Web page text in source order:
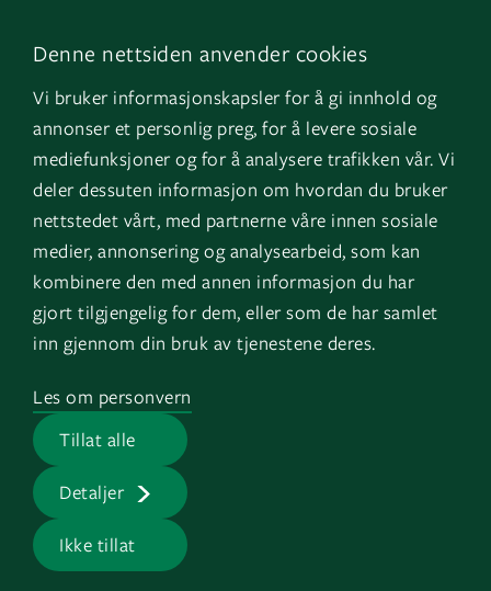
Denne nettsiden anvender cookies
Vi bruker informasjonskapsler for å gi innhold og
annonser et personlig preg, for å levere sosiale
mediefunksjoner og for å analysere trafikken vår. Vi
deler dessuten informasjon om hvordan du bruker
nettstedet vårt, med partnerne våre innen sosiale
medier, annonsering og analysearbeid, som kan
kombinere den med annen informasjon du har
gjort tilgjengelig for dem, eller som de har samlet
inn gjennom din bruk av tjenestene deres.
Tillat alle
Detaljer
Ikke tillat
Les om personvern
LinkedIn
Instagram
YouTube
Om oss
GK Norge
GK Danmark
Genvägar
Fakturauppgifter
HMS
Jobb på GK
Presserum
Logga in
EOS
GK © 2026 |Integritetspolicy